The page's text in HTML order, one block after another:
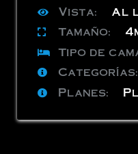
Vista:
Al
Tamaño:
Tipo de
Categorías:
Planes: